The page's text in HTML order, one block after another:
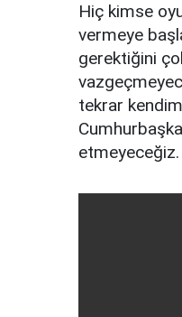
Hiç kimse
vermeye
gerektiğini
tekrar